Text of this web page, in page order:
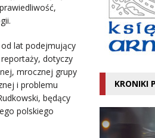
lat podejmujący
dotyczy
mrocznej grupy
i problemu
będący
polskiego
KRONIKI